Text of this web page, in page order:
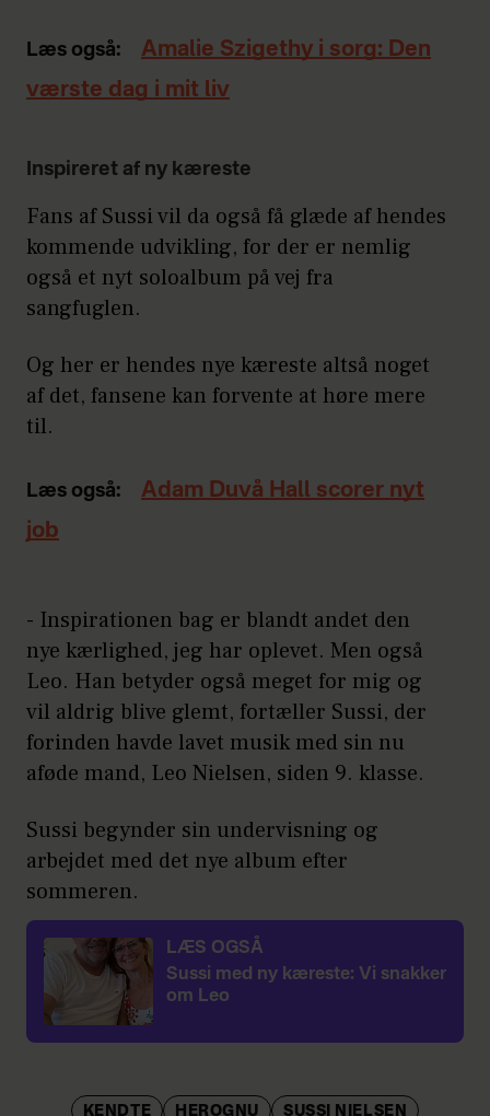
Læs også:
Amalie Szigethy i sorg: Den
værste dag i mit liv
Inspireret af ny kæreste
Fans af Sussi vil da også få glæde af hendes
kommende udvikling, for der er nemlig
også et nyt soloalbum på vej fra
sangfuglen.
Og her er hendes nye kæreste altså noget
af det, fansene kan forvente at høre mere
til.
Læs også:
Adam Duvå Hall scorer nyt
job
- Inspirationen bag er blandt andet den
nye kærlighed, jeg har oplevet. Men også
Leo. Han betyder også meget for mig og
vil aldrig blive glemt, fortæller Sussi, der
forinden havde lavet musik med sin nu
aføde mand, Leo Nielsen, siden 9. klasse.
Sussi begynder sin undervisning og
arbejdet med det nye album efter
sommeren.
LÆS OGSÅ
Sussi med ny kæreste: Vi snakker
om Leo
KENDTE HEROGNU SUSSI NIELSEN